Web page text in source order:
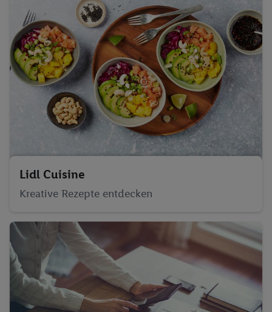
Lidl Cuisine
Kreative Rezepte entdecken